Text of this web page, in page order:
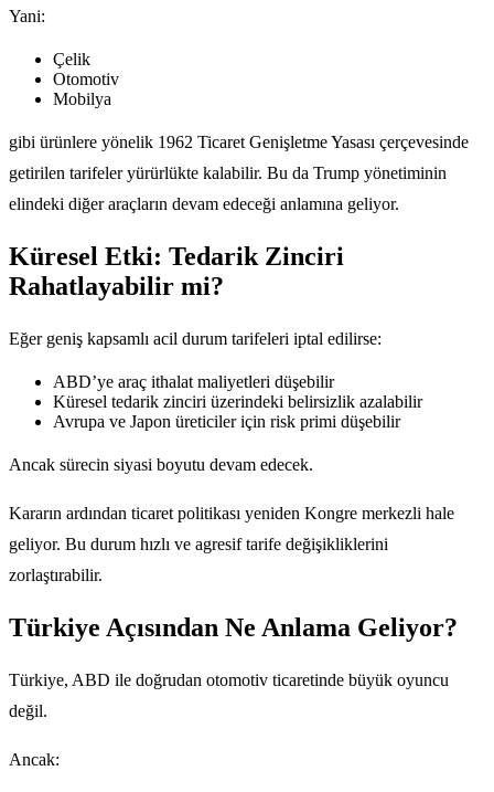
Yani:
Çelik
Otomotiv
Mobilya
gibi ürünlere yönelik 1962 Ticaret Genişletme Yasası çerçevesinde
getirilen tarifeler yürürlükte kalabilir. Bu da Trump yönetiminin
elindeki diğer araçların devam edeceği anlamına geliyor.
Küresel Etki: Tedarik Zinciri
Rahatlayabilir mi?
Eğer geniş kapsamlı acil durum tarifeleri iptal edilirse:
ABD’ye araç ithalat maliyetleri düşebilir
Küresel tedarik zinciri üzerindeki belirsizlik azalabilir
Avrupa ve Japon üreticiler için risk primi düşebilir
Ancak sürecin siyasi boyutu devam edecek.
Kararın ardından ticaret politikası yeniden Kongre merkezli hale
geliyor. Bu durum hızlı ve agresif tarife değişikliklerini
zorlaştırabilir.
Türkiye Açısından Ne Anlama Geliyor?
Türkiye, ABD ile doğrudan otomotiv ticaretinde büyük oyuncu
değil.
Ancak: